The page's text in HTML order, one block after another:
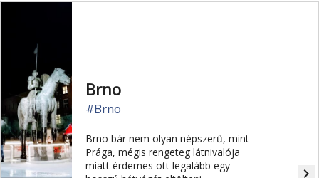
határvédelemre szolgált.
Brno
#Brno
Brno bár nem olyan népszerű, mint
Prága, mégis rengeteg látnivalója
miatt érdemes ott legalább egy
navigate_next